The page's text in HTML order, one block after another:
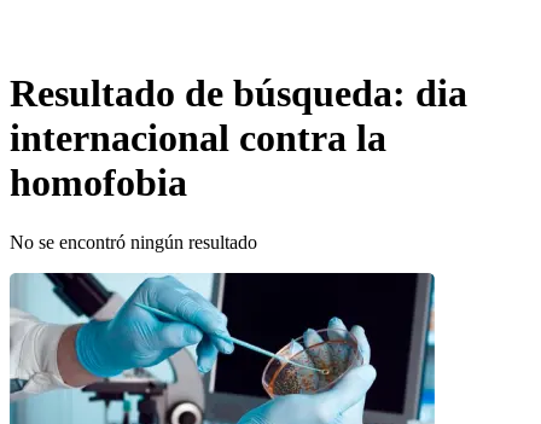
Resultado de búsqueda: dia
internacional contra la
homofobia
No se encontró ningún resultado